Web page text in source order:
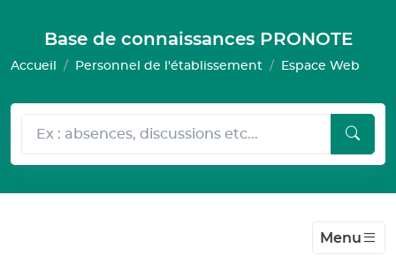
Base de connaissances PRONOTE
Accueil Personnel de l'établissement Espace Web
Menu